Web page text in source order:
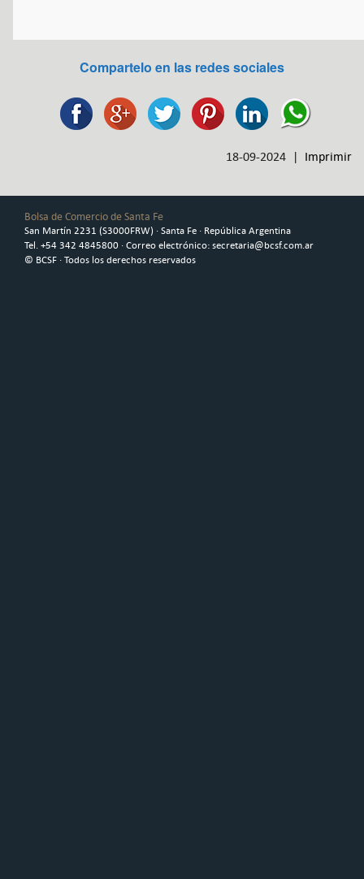
Compartelo en las redes sociales
18-09-2024 | Imprimir
Bolsa de Comercio de Santa Fe
San Martín 2231 (S3000FRW) · Santa Fe · República Argentina
Tel. +54 342 4845800 · Correo electrónico: secretaria@bcsf.com.ar
© BCSF · Todos los derechos reservados